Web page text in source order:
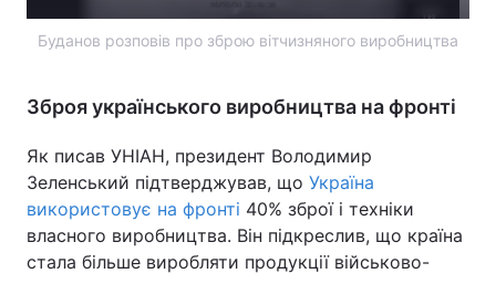
Буданов розповів про зброю вітчизняного виробництва
Зброя українського виробництва на фронті
Як писав УНІАН, президент Володимир
Зеленський підтверджував, що Україна
використовує на фронті 40% зброї і техніки
власного виробництва. Він підкреслив, що країна
стала більше виробляти продукції військово-